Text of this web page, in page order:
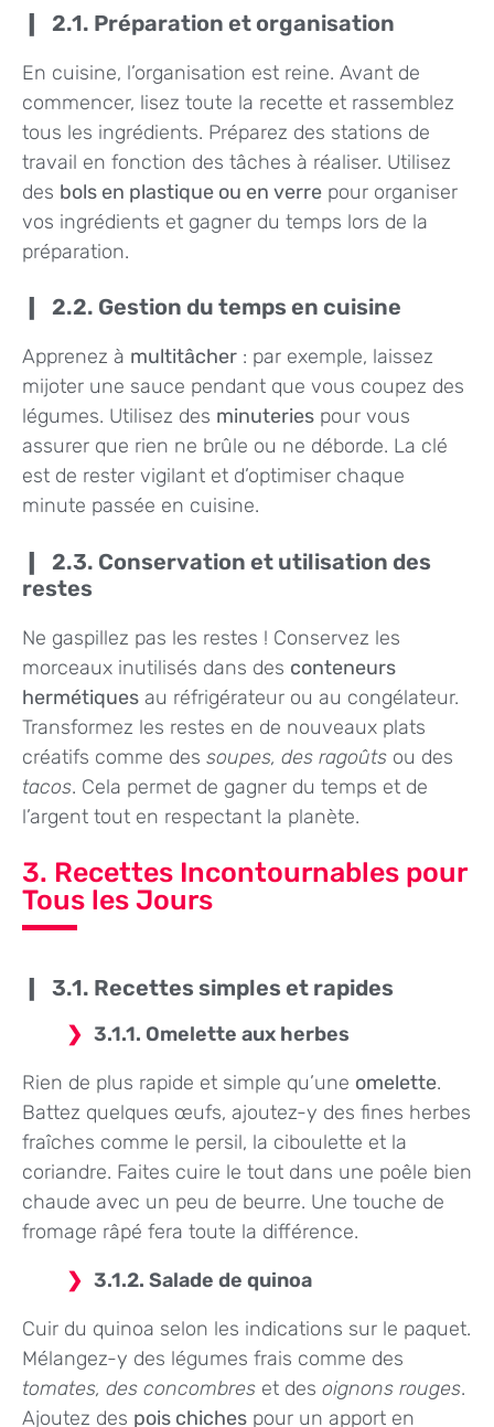
2.1. Préparation et organisation
En cuisine, l’organisation est reine. Avant de
commencer, lisez toute la recette et rassemblez
tous les ingrédients. Préparez des stations de
travail en fonction des tâches à réaliser. Utilisez
des bols en plastique ou en verre pour organiser
vos ingrédients et gagner du temps lors de la
préparation.
2.2. Gestion du temps en cuisine
Apprenez à multitâcher : par exemple, laissez
mijoter une sauce pendant que vous coupez des
légumes. Utilisez des minuteries pour vous
assurer que rien ne brûle ou ne déborde. La clé
est de rester vigilant et d’optimiser chaque
minute passée en cuisine.
2.3. Conservation et utilisation des
restes
Ne gaspillez pas les restes ! Conservez les
morceaux inutilisés dans des conteneurs
hermétiques au réfrigérateur ou au congélateur.
Transformez les restes en de nouveaux plats
créatifs comme des soupes, des ragoûts ou des
tacos. Cela permet de gagner du temps et de
l’argent tout en respectant la planète.
3. Recettes Incontournables pour
Tous les Jours
3.1. Recettes simples et rapides
3.1.1. Omelette aux herbes
Rien de plus rapide et simple qu’une omelette.
Battez quelques œufs, ajoutez-y des fines herbes
fraîches comme le persil, la ciboulette et la
coriandre. Faites cuire le tout dans une poêle bien
chaude avec un peu de beurre. Une touche de
fromage râpé fera toute la différence.
3.1.2. Salade de quinoa
Cuir du quinoa selon les indications sur le paquet.
Mélangez-y des légumes frais comme des
tomates, des concombres et des oignons rouges.
Ajoutez des pois chiches pour un apport en